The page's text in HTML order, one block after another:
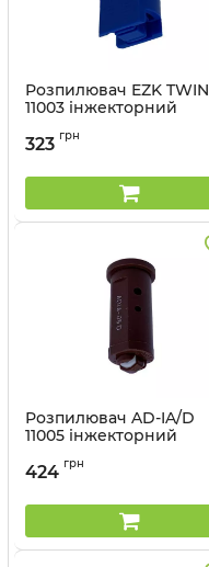
Розпилювач EZK TWIN
11003 інжекторний
Артикул:
323 грн
Розпилювач AD-IA/D
11005 інжекторний
Артикул:
424 грн